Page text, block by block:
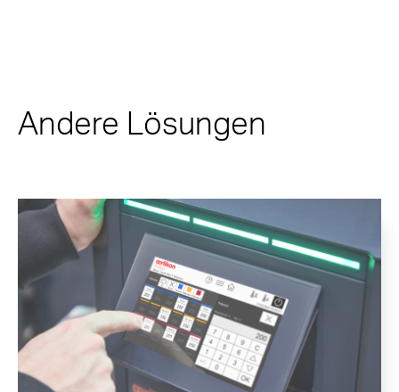
Andere Lösungen